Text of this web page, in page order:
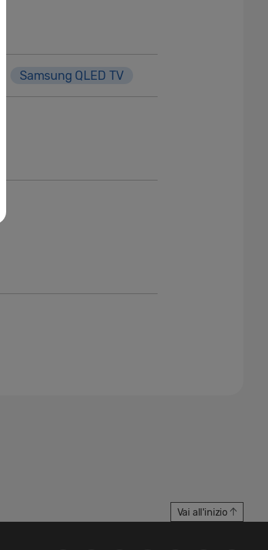
Samsung QLED TV
Vai all'inizio